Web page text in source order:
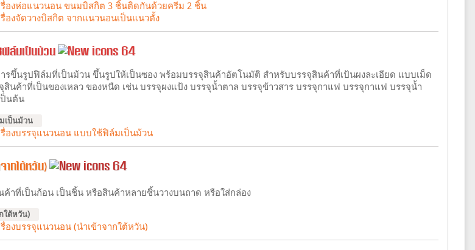
รื่องห่อแนวนอน ขนมบิสกิต 3 ชิ้นติดกันด้วยครีม 2 ชิ้น
รื่องจัดวางบิสกิต จากแนวนอนเป็นแนวตั้ง
ฟิล์มเป็นม้วน
ารขึ้นรูปฟิล์มที่เป็นม้วน ขึ้นรูปให้เป็นซอง พร้อมบรรจุสินค้าอัตโนมัติ สำหรับบรรจุสินค้าที่เป้นผงละเอียด แบบเม็ด
สินค้าที่เป็นของเหลว ของหนืด เช่น บรรจุผงแป้ง บรรจุน้ำตาล บรรจุข้าวสาร บรรจุกาแฟ บรรจุกาแฟ บรรจุน้ำ
ป็นต้น
เป็นม้วน
รื่องบรรจุแนวนอน แบบใช้ฟิล์มเป็นม้วน
ากใต้หวัน)
ค้าที่เป็นก้อน เป็นชิ้น หรือสินค้าหลายชิ้นวางบนถาด หรือใส่กล่อง
ใต้หวัน)
รื่องบรรจุแนวนอน (นำเข้าจากใต้หวัน)